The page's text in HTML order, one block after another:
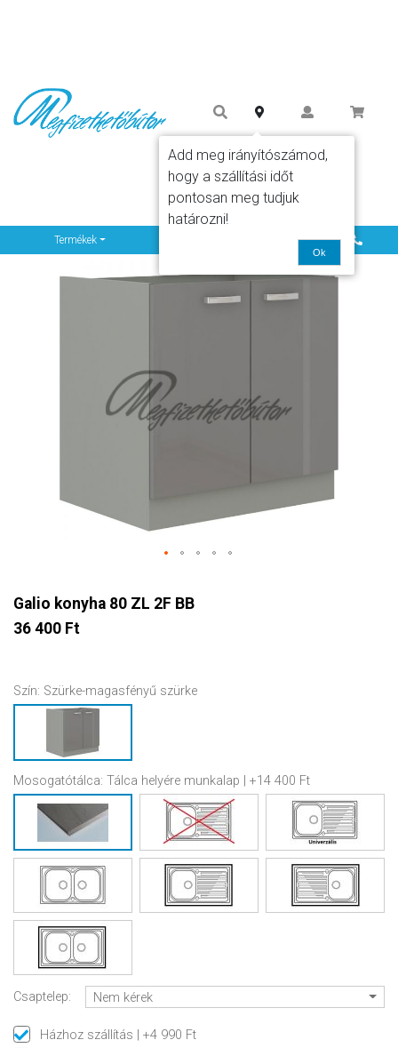
Termékek
Galio konyha 80 ZL 2F BB
36 400 Ft
Szín: Szürke-magasfényű szürke
Mosogatótálca: Tálca helyére munkalap | +14 400 Ft
Csaptelep: Nem kérek
Házhoz szállítás
| +4 990 Ft
Add meg irányítószámod,
hogy a szállítási időt
pontosan meg tudjuk
határozni!
Ok